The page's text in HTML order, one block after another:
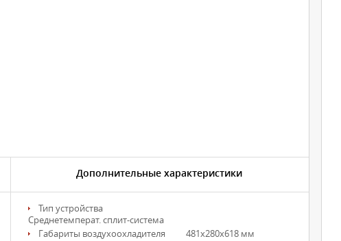
Дополнительные характеристики
Тип устройства
Среднетемперат. сплит-система
Габариты воздухоохладителя
481х280х618 мм